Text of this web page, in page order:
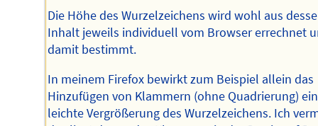
Die Höhe des Wurzelzeichens wird wohl aus
Inhalt jeweils individuell vom Browser errechnet
damit bestimmt.
In meinem Firefox bewirkt zum Beispiel allein das
Hinzufügen von Klammern (ohne Quadrierung)
leichte Vergrößerung des Wurzelzeichens. Ich